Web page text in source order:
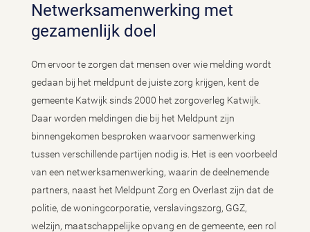
Netwerksamenwerking met
gezamenlijk doel
Om ervoor te zorgen dat mensen over wie melding wordt
gedaan bij het meldpunt de juiste zorg krijgen, kent de
gemeente Katwijk sinds 2000 het zorgoverleg Katwijk.
Daar worden meldingen die bij het Meldpunt zijn
binnengekomen besproken waarvoor samenwerking
tussen verschillende partijen nodig is. Het is een voorbeeld
van een netwerksamenwerking, waarin de deelnemende
partners, naast het Meldpunt Zorg en Overlast zijn dat de
politie, de woningcorporatie, verslavingszorg, GGZ,
welzijn, maatschappelijke opvang en de gemeente, een rol